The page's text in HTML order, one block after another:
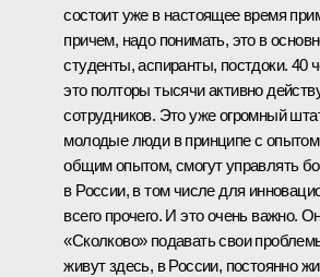
состоит уже в настоящее время
причем, надо понимать, это в
студенты, аспиранты, постдоки. 40
это полторы тысячи активно
сотрудников. Это уже огромный
молодые люди в принципе с
общим опытом, смогут управлять
в России, в том числе для
всего прочего. И это очень важно.
«Сколково» подавать свои
живут здесь, в России, постоянно